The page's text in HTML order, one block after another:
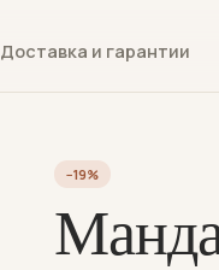
Доставка и гарантии
−19%